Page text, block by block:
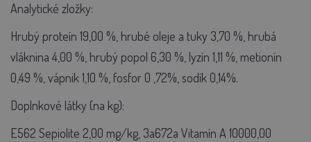
Analytické zložky:
Hrubý proteín 19,00 %, hrubé oleje a tuky 3,70 %, hrubá
vláknina 4,00 %, hrubý popol 6,30 %, lyzín 1,11 %, metionín
0,49 %, vápnik 1,10 %, fosfor 0 ,72%, sodík 0,14%.
Doplnkové látky (na kg):
E562 Sepiolite 2,00 mg/kg, 3a672a Vitamín A 10000,00